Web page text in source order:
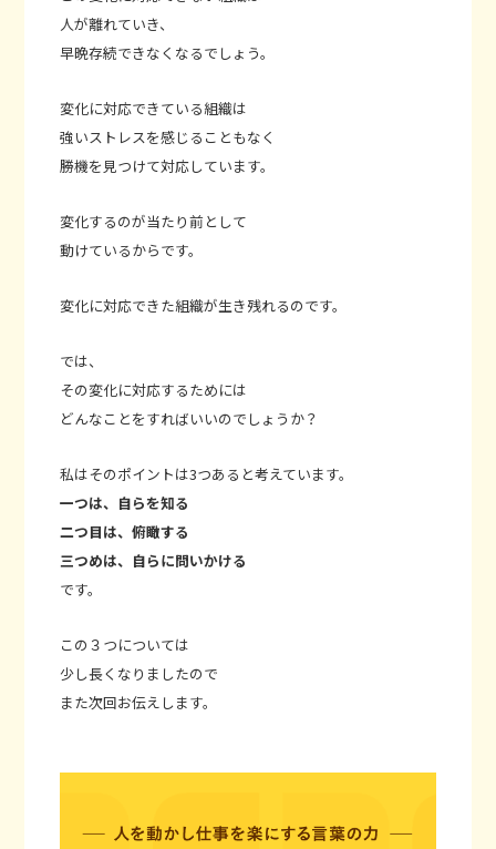
人が離れていき、
早晩存続できなくなるでしょう。
変化に対応できている組織は
強いストレスを感じることもなく
勝機を見つけて対応しています。
変化するのが当たり前として
動けているからです。
変化に対応できた組織が生き残れるのです。
では、
その変化に対応するためには
どんなことをすればいいのでしょうか？
私はそのポイントは3つあると考えています。
一つは、自らを知る
二つ目は、俯瞰する
三つめは、自らに問いかける
です。
この３つについては
少し長くなりましたので
また次回お伝えします。